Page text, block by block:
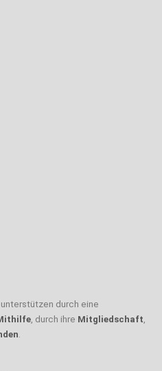
durch eine
, durch ihre Mitgliedschaft,
.